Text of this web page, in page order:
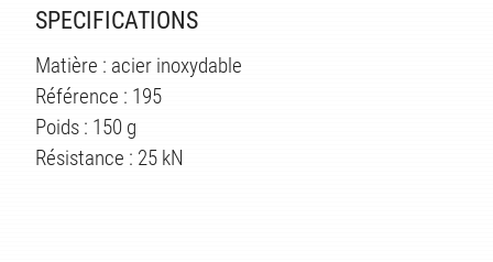
SPECIFICATIONS
Matière : acier inoxydable
Référence : 195
Poids : 150 g
Résistance : 25 kN